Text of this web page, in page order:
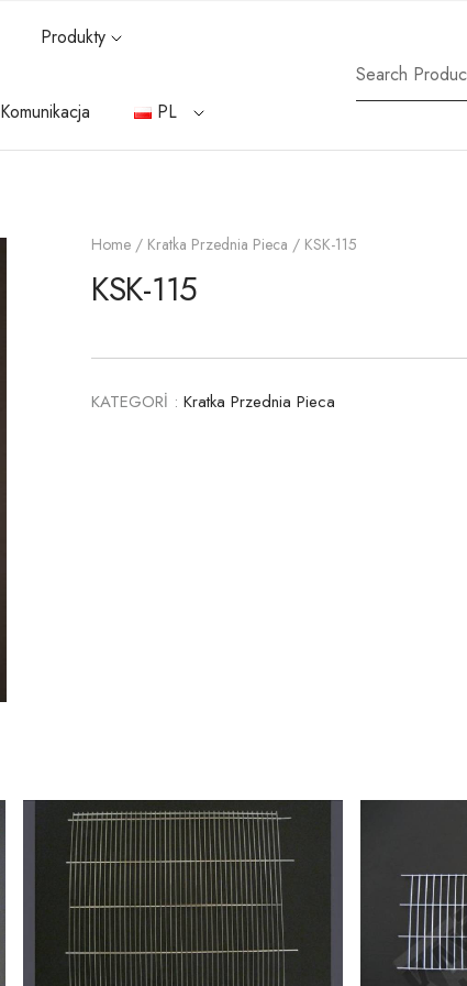
Produkty
Komunikacja PL
Home / Kratka Przednia Pieca / KSK-115
KSK-115
KATEGORİ : Kratka Przednia Pieca